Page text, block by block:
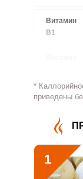
Витамин
В1
Витамин
Витамин
В5
Витамин
*
приведены
1